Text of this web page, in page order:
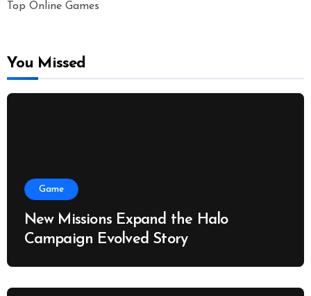
Top Online Games
You Missed
Game
New Missions Expand the Halo
Campaign Evolved Story